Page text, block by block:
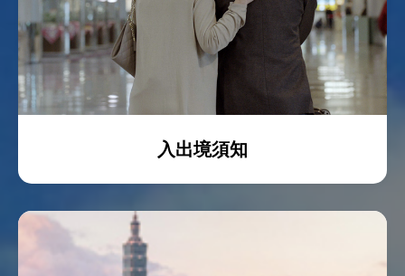
入出境須知